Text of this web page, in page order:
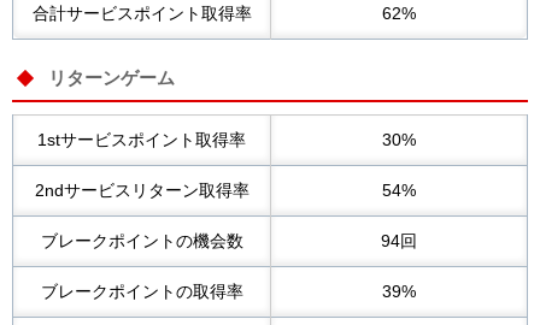
合計サービスポイント取得率 62%
リターンゲーム
1stサービスポイント取得率 30%
2ndサービスリターン取得率 54%
ブレークポイントの機会数 94回
ブレークポイントの取得率 39%